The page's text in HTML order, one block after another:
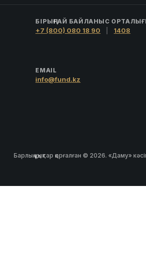
БІРЫҢҒАЙ БАЙЛАНЫС
+7 (800) 080 18 90 1408
EMAIL
info@fund.kz
Барлық құқықтар қорғалған © 2026. «Даму»